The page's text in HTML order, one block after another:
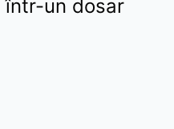
într-un dosar